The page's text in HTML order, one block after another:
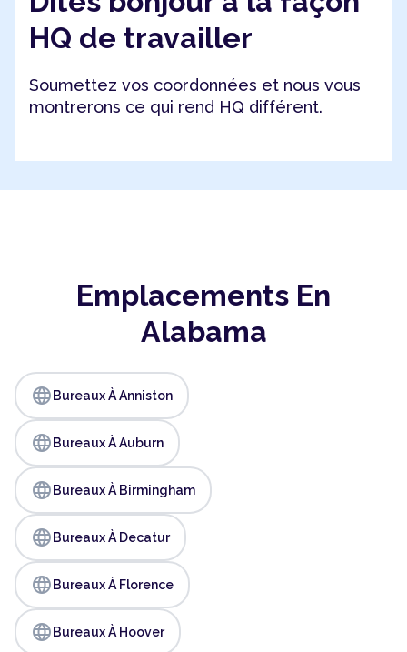
HQ de travailler
Soumettez vos coordonnées et nous vous
montrerons ce qui rend HQ différent.
Emplacements En
Alabama
language Bureaux À Anniston
language Bureaux À Auburn
language Bureaux À Birmingham
language Bureaux À Decatur
language Bureaux À Florence
language Bureaux À Hoover